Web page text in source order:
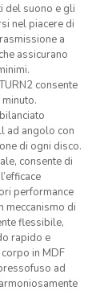
del suono e gli
nel piacere di
a
assicurano
consente
ad angolo con
di ogni disco.
consente di
performance
meccanismo di
flessibile,
rapido e
in MDF
ad